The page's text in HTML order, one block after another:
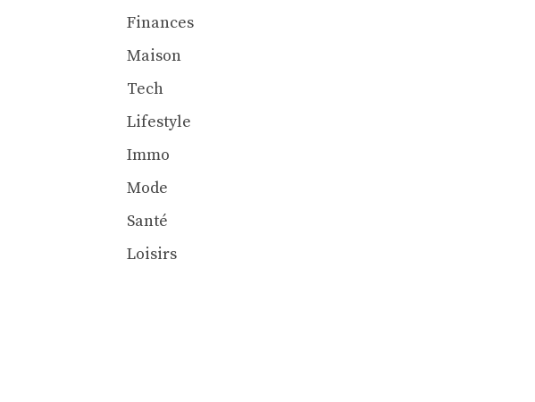
Finances
Maison
Tech
Lifestyle
Immo
Mode
Santé
Loisirs